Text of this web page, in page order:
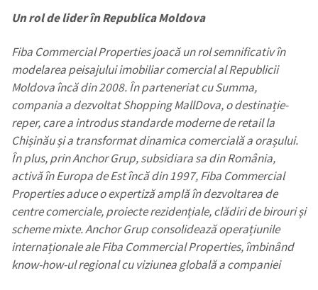
Un rol de lider în Republica Moldova
Fiba Commercial Properties joacă un rol semnificativ în
modelarea peisajului imobiliar comercial al Republicii
Moldova încă din 2008. În parteneriat cu Summa,
compania a dezvoltat Shopping MallDova, o destinație-
reper, care a introdus standarde moderne de retail la
Chișinău și a transformat dinamica comercială a orașului.
În plus, prin Anchor Grup, subsidiara sa din România,
activă în Europa de Est încă din 1997, Fiba Commercial
Properties aduce o expertiză amplă în dezvoltarea de
centre comerciale, proiecte rezidențiale, clădiri de birouri și
scheme mixte. Anchor Grup consolidează operațiunile
internaționale ale Fiba Commercial Properties, îmbinând
know-how-ul regional cu viziunea globală a companiei